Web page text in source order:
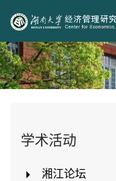
Skip to main
学术活动
湘江论坛